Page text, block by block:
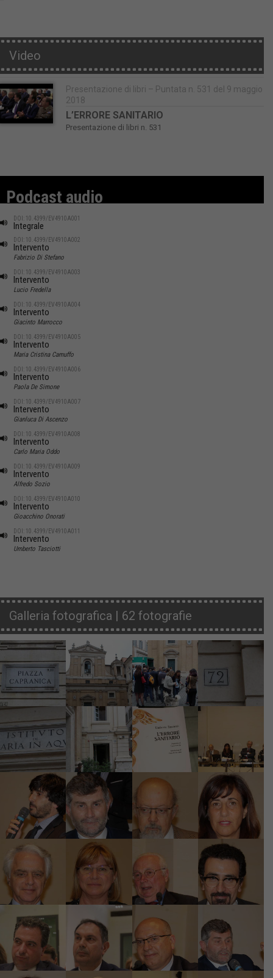
Video
Presentazione di libri – Puntata n. 531 del 9 maggio
2018
L’ERRORE SANITARIO
Presentazione di libri n. 531
Podcast audio
DOI: 10.4399/EV4910A001
Integrale
DOI: 10.4399/EV4910A002
Intervento
Fabrizio Di Stefano
DOI: 10.4399/EV4910A003
Intervento
Lucio Fredella
DOI: 10.4399/EV4910A004
Intervento
Giacinto Marrocco
DOI: 10.4399/EV4910A005
Intervento
Maria Cristina Camuffo
DOI: 10.4399/EV4910A006
Intervento
Paola De Simone
DOI: 10.4399/EV4910A007
Intervento
Gianluca Di Ascenzo
DOI: 10.4399/EV4910A008
Intervento
Carlo Maria Oddo
DOI: 10.4399/EV4910A009
Intervento
Alfredo Sozio
DOI: 10.4399/EV4910A010
Intervento
Gioacchino Onorati
DOI: 10.4399/EV4910A011
Intervento
Umberto Tasciotti
Galleria fotografica | 62 fotografie